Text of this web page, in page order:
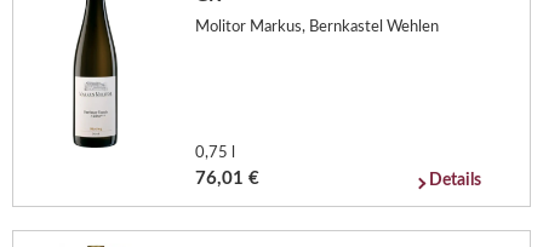
Molitor Markus, Bernkastel Wehlen
0,75 l
76,01 € Details